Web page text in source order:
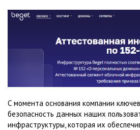
С момента основания компании
безопасность данных наших
инфраструктуры, которая их